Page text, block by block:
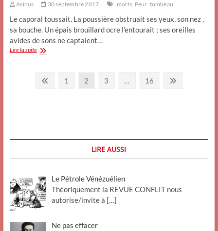
Asinus 30 septembre 2017 morts Peur tombeau
Le caporal toussait. La poussière obstruait ses yeux, son nez ,
sa bouche. Un épais brouillard ocre l’entourait ; ses oreilles
avides de sons ne captaient…
Lire la suiteLourd
Pagination
Previous
Page
1 Page
2 Page
3 … Page
16
Next
LIRE AUSSI
Le Pétrole Vénézuélien
Théoriquement la REVUE CONFLIT nous
autorise/invite à […]
Ne pas effacer